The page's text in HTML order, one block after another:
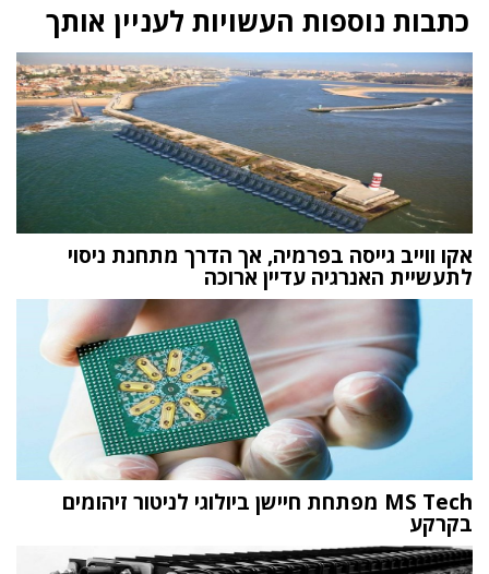
כתבות נוספות העשויות לעניין אותך
אקו ווייב גייסה בפרמיה, אך הדרך מתחנת ניסוי
לתעשיית האנרגיה עדיין ארוכה
MS Tech מפתחת חיישן ביולוגי לניטור זיהומים
בקרקע